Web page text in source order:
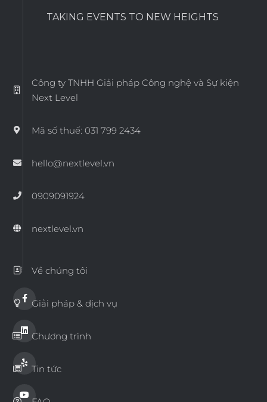
TAKING EVENTS TO NEW HEIGHTS
Công ty TNHH Giải pháp Công nghệ và Sự kiện
Next Level
Mã số thuế: 031 799 2434
hello@nextlevel.vn
0909091924
nextlevel.vn
Về chúng tôi
Giải pháp & dịch vụ
Chương trình
Tin tức